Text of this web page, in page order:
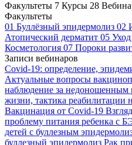
Факультеты 7 Курсы 28
Факультеты
01 Буллёзный эпидермолиз 02
Атопический дерматит 05
Косметология 07 Пороки
Записи вебинаров
Covid-19: определение,
Актуальные вопросы
наблюдение за недоношенным
жизни, тактика реабилитации
Вакцинация от Covid-19
проблему питания ребенка с
детей с буллезным
буллезный эпидермолиз Рак